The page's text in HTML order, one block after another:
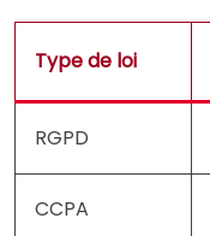
Type de loi
RGPD
CCPA